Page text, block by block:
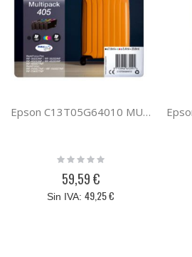
Epson C13T05G64010 MULTI 4-COL 405 DURABRITE
Rating:
59,59 €
49,25 €